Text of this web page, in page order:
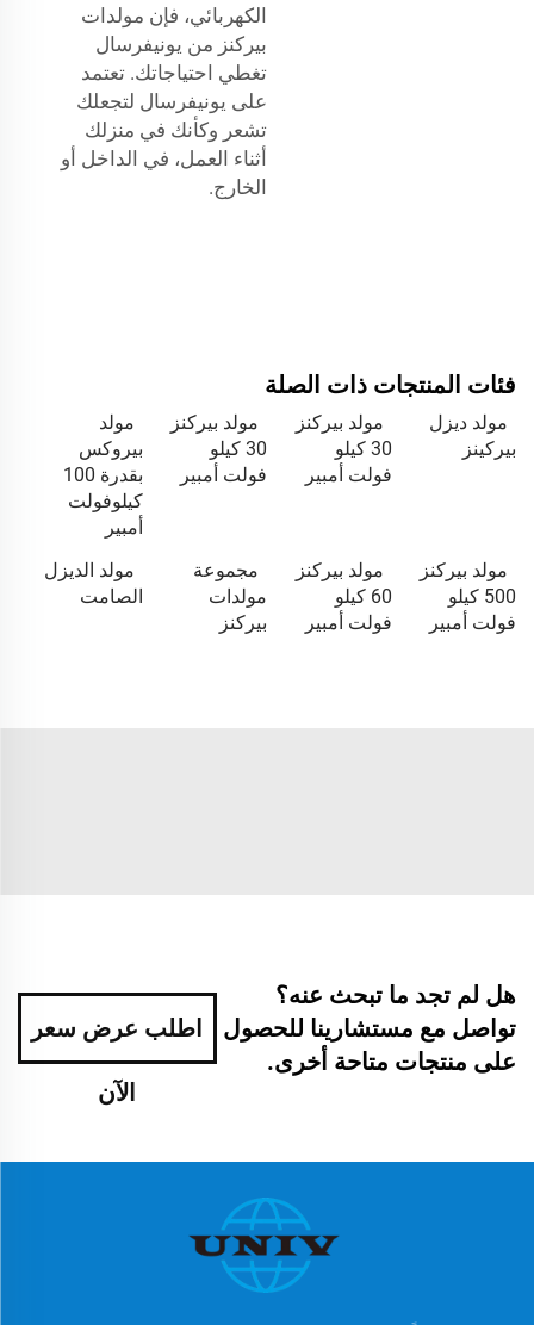
الكهربائي، فإن مولدات
بيركنز من يونيفرسال
تغطي احتياجاتك. تعتمد
على يونيفرسال لتجعلك
تشعر وكأنك في منزلك
أثناء العمل، في الداخل أو
الخارج.
فئات المنتجات ذات الصلة
مولد ديزل
بيركينز
مولد بيركنز
30 كيلو
فولت أمبير
مولد بيركنز
30 كيلو
فولت أمبير
مولد
بيروكس
بقدرة 100
كيلوفولت
أمبير
مولد بيركنز
500 كيلو
فولت أمبير
مولد بيركنز
60 كيلو
فولت أمبير
مجموعة
مولدات
بيركنز
مولد الديزل
الصامت
هل لم تجد ما تبحث عنه؟
تواصل مع مستشارينا للحصول
على منتجات متاحة أخرى.
اطلب عرض سعر
الآن